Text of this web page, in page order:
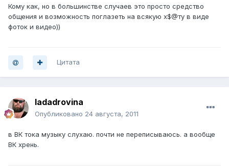
Кому как, но в большинстве случаев это просто средство
общения и возможность поглазеть на всякую х$@ту в виде
фоток и видео))
Цитата
ladadrovina
Опубликовано 24 августа, 2011
в ВК тока музыку слухаю. почти не переписываюсь. а вообще
ВК хрень.